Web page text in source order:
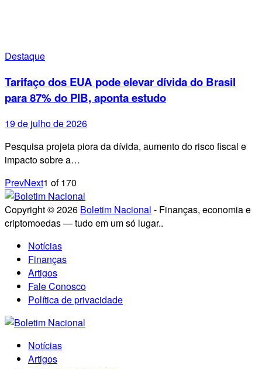
Destaque
Tarifaço dos EUA pode elevar dívida do Brasil
para 87% do PIB, aponta estudo
19 de julho de 2026
Pesquisa projeta piora da dívida, aumento do risco fiscal e
impacto sobre a…
PrevNext1 of170
Copyright © 2026 Boletim Nacional - Finanças, economia e
criptomoedas — tudo em um só lugar..
Notícias
Finanças
Artigos
Fale Conosco
Política de privacidade
Notícias
Artigos